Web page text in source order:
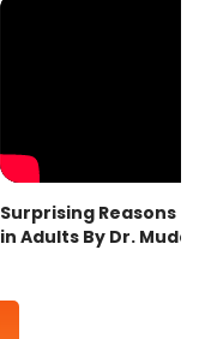
Surprising Reasons
in Adults By Dr.